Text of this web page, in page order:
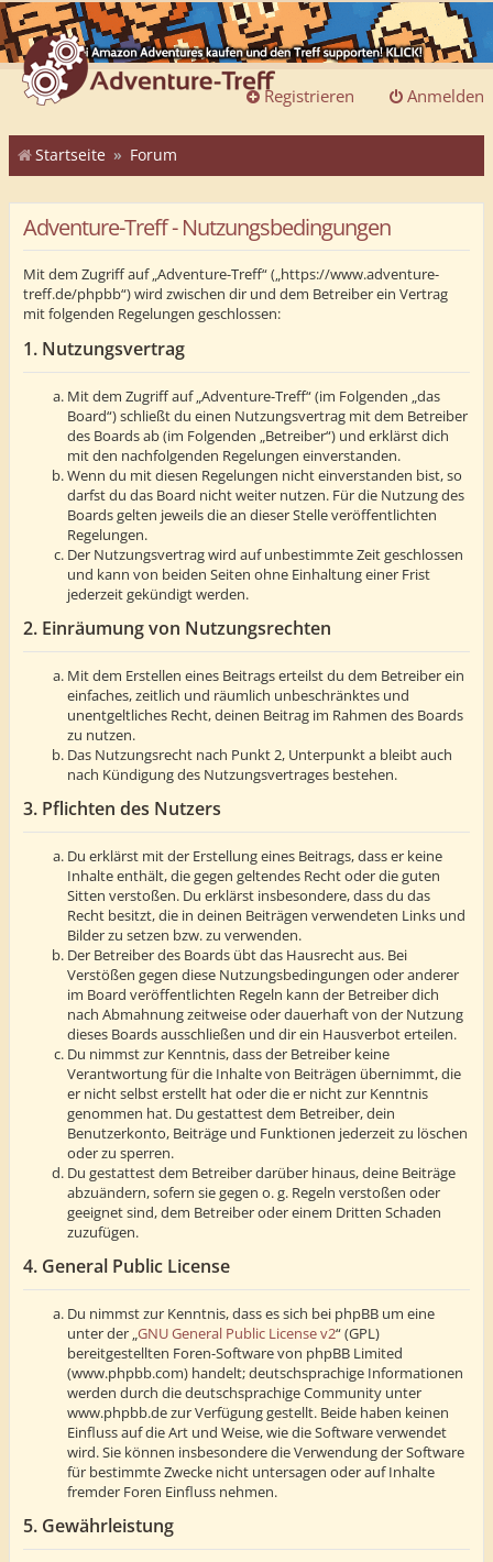
Anmelden
Registrieren
Startseite Forum
Adventure-Treff - Nutzungsbedingungen
Mit dem Zugriff auf „Adventure-Treff“ („https://www.adventure-
treff.de/phpbb“) wird zwischen dir und dem Betreiber ein Vertrag
mit folgenden Regelungen geschlossen:
1. Nutzungsvertrag
Mit dem Zugriff auf „Adventure-Treff“ (im Folgenden „das
Board“) schließt du einen Nutzungsvertrag mit dem Betreiber
des Boards ab (im Folgenden „Betreiber“) und erklärst dich
mit den nachfolgenden Regelungen einverstanden.
Wenn du mit diesen Regelungen nicht einverstanden bist, so
darfst du das Board nicht weiter nutzen. Für die Nutzung des
Boards gelten jeweils die an dieser Stelle veröffentlichten
Regelungen.
Der Nutzungsvertrag wird auf unbestimmte Zeit geschlossen
und kann von beiden Seiten ohne Einhaltung einer Frist
jederzeit gekündigt werden.
2. Einräumung von Nutzungsrechten
Mit dem Erstellen eines Beitrags erteilst du dem Betreiber ein
einfaches, zeitlich und räumlich unbeschränktes und
unentgeltliches Recht, deinen Beitrag im Rahmen des Boards
zu nutzen.
Das Nutzungsrecht nach Punkt 2, Unterpunkt a bleibt auch
nach Kündigung des Nutzungsvertrages bestehen.
3. Pflichten des Nutzers
Du erklärst mit der Erstellung eines Beitrags, dass er keine
Inhalte enthält, die gegen geltendes Recht oder die guten
Sitten verstoßen. Du erklärst insbesondere, dass du das
Recht besitzt, die in deinen Beiträgen verwendeten Links und
Bilder zu setzen bzw. zu verwenden.
Der Betreiber des Boards übt das Hausrecht aus. Bei
Verstößen gegen diese Nutzungsbedingungen oder anderer
im Board veröffentlichten Regeln kann der Betreiber dich
nach Abmahnung zeitweise oder dauerhaft von der Nutzung
dieses Boards ausschließen und dir ein Hausverbot erteilen.
Du nimmst zur Kenntnis, dass der Betreiber keine
Verantwortung für die Inhalte von Beiträgen übernimmt, die
er nicht selbst erstellt hat oder die er nicht zur Kenntnis
genommen hat. Du gestattest dem Betreiber, dein
Benutzerkonto, Beiträge und Funktionen jederzeit zu löschen
oder zu sperren.
Du gestattest dem Betreiber darüber hinaus, deine Beiträge
abzuändern, sofern sie gegen o. g. Regeln verstoßen oder
geeignet sind, dem Betreiber oder einem Dritten Schaden
zuzufügen.
4. General Public License
Du nimmst zur Kenntnis, dass es sich bei phpBB um eine
unter der „GNU General Public License v2“ (GPL)
bereitgestellten Foren-Software von phpBB Limited
(www.phpbb.com) handelt; deutschsprachige Informationen
werden durch die deutschsprachige Community unter
www.phpbb.de zur Verfügung gestellt. Beide haben keinen
Einfluss auf die Art und Weise, wie die Software verwendet
wird. Sie können insbesondere die Verwendung der Software
für bestimmte Zwecke nicht untersagen oder auf Inhalte
fremder Foren Einfluss nehmen.
5. Gewährleistung